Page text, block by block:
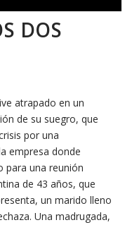
DOS
atrapado en un
de su suegro, que
por una
empresa donde
para una reunión
de 43 años, que
un marido lleno
Una madrugada,